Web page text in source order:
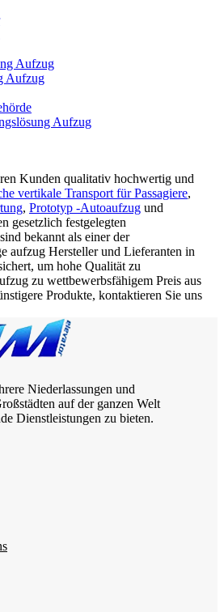
Aufzug
Aufzug
Aufzug
Kunden qualitativ hochwertig und
vertikale Transport für Passagiere,
, Prototyp -Autoaufzug und
gesetzlich festgelegten
bekannt als einer der
aufzug Hersteller und Lieferanten in
um hohe Qualität zu
zu wettbewerbsfähigem Preis aus
Produkte, kontaktieren Sie uns
Niederlassungen und
auf der ganzen Welt
Dienstleistungen zu bieten.